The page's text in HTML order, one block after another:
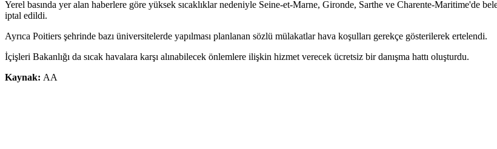
Yerel basında yer alan haberlere göre yüksek sıcaklıklar nedeniyle Seine-et-Marne, Gironde, Sarthe ve Charente-Maritime'de
iptal edildi.
Ayrıca Poitiers şehrinde bazı üniversitelerde yapılması planlanan sözlü mülakatlar hava koşulları gerekçe gösterilerek ertelendi.
İçişleri Bakanlığı da sıcak havalara karşı alınabilecek önlemlere ilişkin hizmet verecek ücretsiz bir danışma hattı oluşturdu.
Kaynak: AA